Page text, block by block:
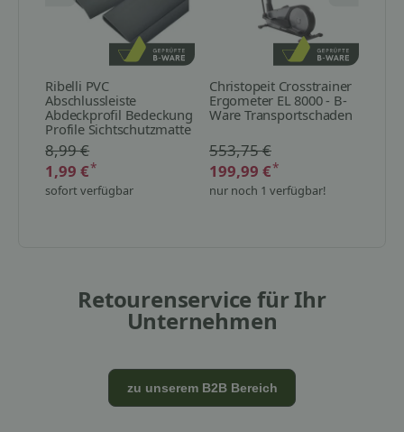
Ribelli PVC
Abschlussleiste
Abdeckprofil Bedeckung
Profile Sichtschutzmatte
Sichtschutz 100 cm - B-
Ware sehr gut
8,99 €
1,99 €*
sofort verfügbar
Christopeit Crosstrainer
Ergometer EL 8000 - B-
Ware Transportschaden
553,75 €
199,99 €*
nur noch 1 verfügbar!
Retourenservice für Ihr
Unternehmen
zu unserem B2B Bereich